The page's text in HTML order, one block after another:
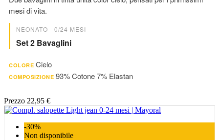
mesi di vita.
NEONATO - 0/24 MESI
Set 2 Bavaglini
COLORE Cielo
COMPOSIZIONE 93% Cotone 7% Elastan
Prezzo 22,95 €
-30%
Non disponibile